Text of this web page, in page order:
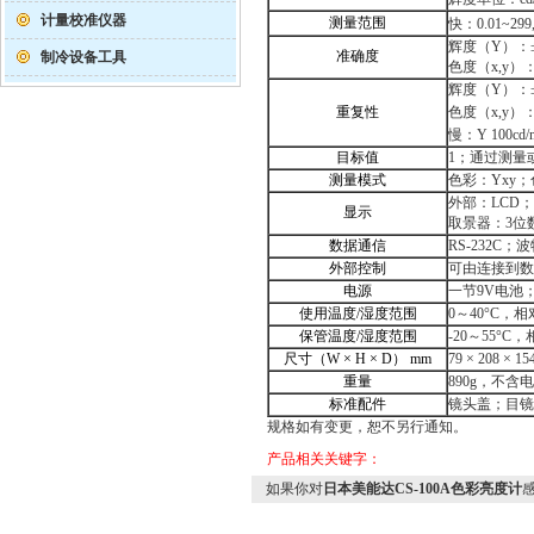
计量校准仪器
制冷设备工具
测量范围
快：
准确度
辉度（Y）：
色度（x,y）
重复性
辉度（Y）：
色度（x,y）
慢：Y 100cd/
目标值
1；通过测量
测量模式
色彩：Yxy
显示
外部：LCD
取景器：3位
数据通信
RS-232C；
外部控制
可由连接到
电源
一节9V电池
使用温度/湿度范围
0～40°C，
保管温度/湿度范围
-20～55°C，
尺寸（W × H × D） mm
79 × 208 ×
重量
890g，不含
标准配件
镜头盖；目
规格如有变更，恕不另行通知。
产品相关关键字：
如果你对 日本美能达CS-100A色彩亮度计